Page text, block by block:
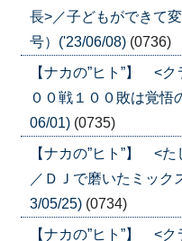
長>／子どもができて
号）('23/06/08) (0736)
【ナカの”ヒト”】 <
００戦１００敗は覚悟
06/01) (0735)
【ナカの”ヒト”】 <
／ＤＪで磨いたミック
3/05/25) (0734)
【ナカの”ヒト”】 <